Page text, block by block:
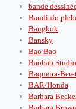
bande
Bandinfo
Bangkok
Bansky
Bao Bao
Baobab
Baqueira-
BAR/Honda
Barbara